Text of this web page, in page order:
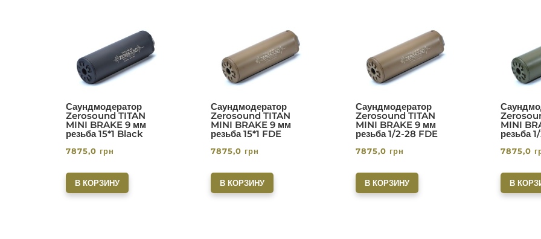
Саундмодератор
Zerosound TITAN
MINI BRAKE 9 мм
резьба 15*1 Black
7875,0 грн
В КОРЗИНУ
Саундмодератор
Zerosound TITAN
MINI BRAKE 9 мм
резьба 15*1 FDE
7875,0 грн
В КОРЗИНУ
Саундмодератор
Zerosound TITAN
MINI BRAKE 9 мм
резьба 1/2-28 FDE
7875,0 грн
В КОРЗИНУ
MINI
резьба
7875,0
В